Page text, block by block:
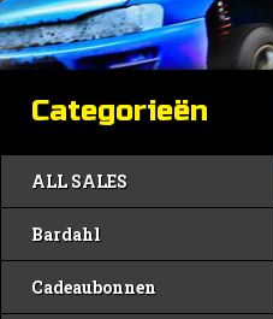
Categorieën
ALL SALES
Bardahl
Cadeaubonnen